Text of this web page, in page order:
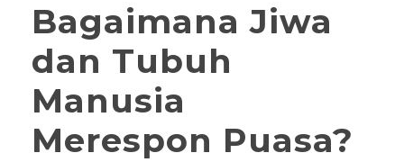
Bagaimana Jiwa
dan Tubuh
Manusia
Merespon Puasa?